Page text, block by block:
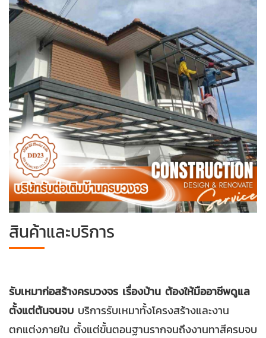
สินค้าและบริการ
รับเหมาก่อสร้างครบวงจร เรื่องบ้าน ต้องให้มืออาชีพดูแล
ตั้งแต่ต้นจนจบ บริการรับเหมาทั้งโครงสร้างและงาน
ตกแต่งภายใน ตั้งแต่ขั้นตอนฐานรากจนถึงงานทาสีครบจบ